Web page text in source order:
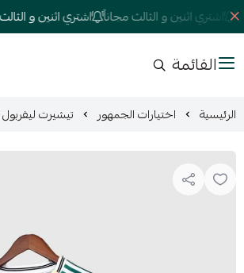
اشتري اثنين و الثالث مجاناً اشتري اثنين و الثالث
القائمة
الرئيسية اختيارات الجمهور تيشيرت ليفربول الخاص 25/